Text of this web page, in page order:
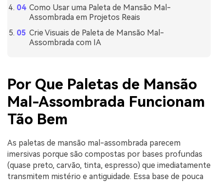
Como Usar uma Paleta de Mansão Mal-
Assombrada em Projetos Reais
Crie Visuais de Paleta de Mansão Mal-
Assombrada com IA
Por Que Paletas de Mansão
Mal-Assombrada Funcionam
Tão Bem
As paletas de mansão mal-assombrada parecem
imersivas porque são compostas por bases profundas
(quase preto, carvão, tinta, espresso) que imediatamente
transmitem mistério e antiguidade. Essa base de pouca